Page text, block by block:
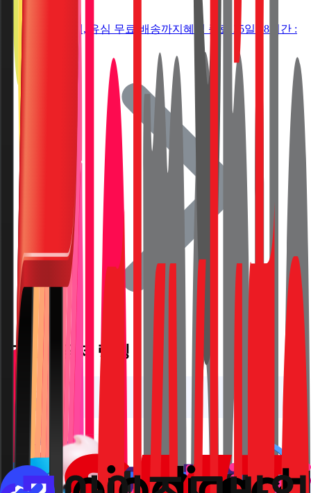
5G 요금제, 유심 무료 배송까지 혜택 종료 25일 : 8시간 :
모요 요금제 랭킹
주간 TOP 20
8월주간 랭킹